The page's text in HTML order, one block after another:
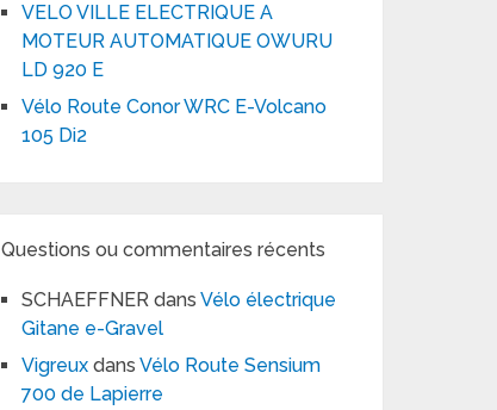
VELO VILLE ELECTRIQUE A
MOTEUR AUTOMATIQUE OWURU
LD 920 E
Vélo Route Conor WRC E-Volcano
105 Di2
Questions ou commentaires récents
SCHAEFFNER dansVélo électrique
Gitane e-Gravel
Vigreux dansVélo Route Sensium
700 de Lapierre